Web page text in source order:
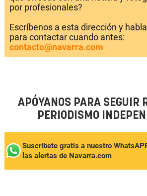
por profesionales?
Escríbenos a esta dirección y
para contactar cuando antes:
contacto@navarra.com
APÓYANOS PARA SEGUIR
PERIODISMO
Suscríbete gratis a nuestro
las alertas de Navarra.com